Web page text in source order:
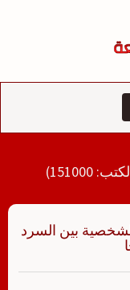
بين السرد